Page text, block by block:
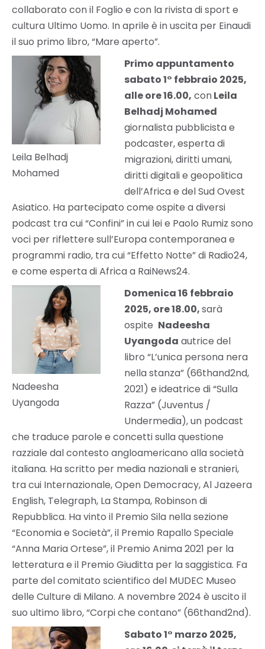
collaborato con il Foglio e con la rivista di sport e
cultura Ultimo Uomo. In aprile è in uscita per Einaudi
il suo primo libro, “Mare aperto”.
Leila Belhadj
Mohamed
Primo appuntamento
sabato 1° febbraio 2025,
alle ore 16.00, conLeila
Belhadj Mohamed
giornalista pubblicista e
podcaster, esperta di
migrazioni, diritti umani,
diritti digitali e geopolitica
dell’Africa e del Sud Ovest
Asiatico. Ha partecipato come ospite a diversi
podcast tra cui “Confini” in cui lei e Paolo Rumiz sono
voci per riflettere sull’Europa contemporanea e
programmi radio, tra cui “Effetto Notte” di Radio24,
e come esperta di Africa a RaiNews24.
Nadeesha
Uyangoda
Domenica 16 febbraio
2025, ore 18.00,sarà
ospite Nadeesha
Uyangoda autrice del
libro “L’unica persona nera
nella stanza” (66thand2nd,
2021) e ideatrice di “Sulla
Razza” (Juventus /
Undermedia), un podcast
che traduce parole e concetti sulla questione
razziale dal contesto angloamericano alla società
italiana. Ha scritto per media nazionali e stranieri,
tra cui Internazionale, Open Democracy, Al Jazeera
English, Telegraph, La Stampa, Robinson di
Repubblica. Ha vinto il Premio Sila nella sezione
“Economia e Società”, il Premio Rapallo Speciale
“Anna Maria Ortese”, il Premio Anima 2021 per la
letteratura e il Premio Giuditta per la saggistica. Fa
parte del comitato scientifico del MUDEC Museo
delle Culture di Milano. A novembre 2024 è uscito il
suo ultimo libro, “Corpi che contano” (66thand2nd).
Sabato 1° marzo 2025,